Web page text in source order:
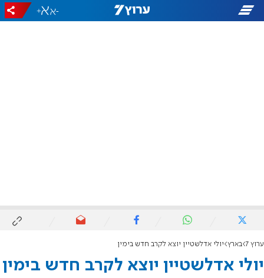
-
+
ערוץ 7 בארץ יולי אדלשטיין יוצא לקרב חדש בימין
יולי אדלשטיין יוצא לקרב חדש בימין